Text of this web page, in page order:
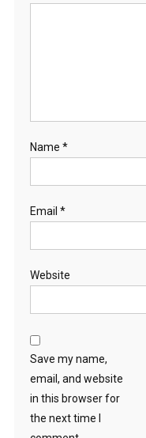
Name *
Email *
Website
Save my name,
email, and website
in this browser for
the next time I